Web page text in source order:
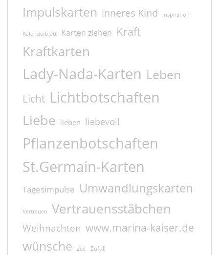
Impulskarten inneres Kind Inspiration
Kalenderblatt Karten ziehen Kraft
Kraftkarten
Lady-Nada-Karten Leben
Licht Lichtbotschaften
Liebe lieben liebevoll
Pflanzenbotschaften
St.Germain-Karten
Tagesimpulse Umwandlungskarten
Vertrauen Vertrauensstäbchen
Weihnachten www.marina-kaiser.de
wünsche Zeit Zufall